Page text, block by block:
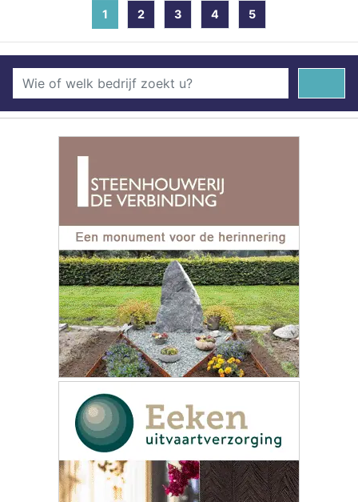
1 (current)
2 3 4 5